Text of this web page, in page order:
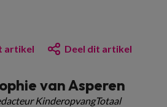
artikel Deel dit artikel
van Asperen
KinderopvangTotaal